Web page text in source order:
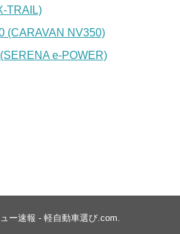
TRAIL)
(CARAVAN NV350)
e-POWER)
ー速報 - 軽自動車選び.com